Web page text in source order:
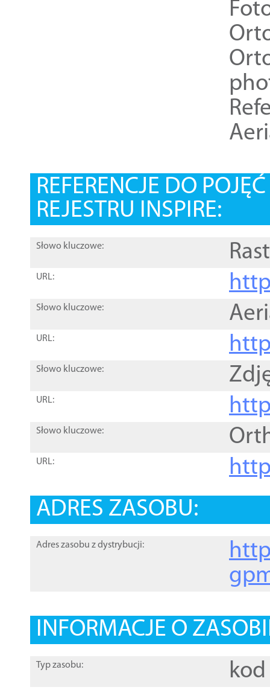
REFERENCJE DO
REJESTRU INSPIRE:
Słowo kluczowe:
URL:
Słowo kluczowe:
URL:
Słowo kluczowe:
URL:
Słowo kluczowe:
URL:
ADRES ZASOBU:
Adres zasobu z dystrybucji:
INFORMACJE O
Typ zasobu: kod